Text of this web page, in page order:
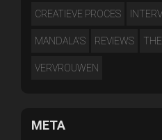
CREATIEVE PROCES
MANDALA'S REVIEWS
VERVROUWEN
META